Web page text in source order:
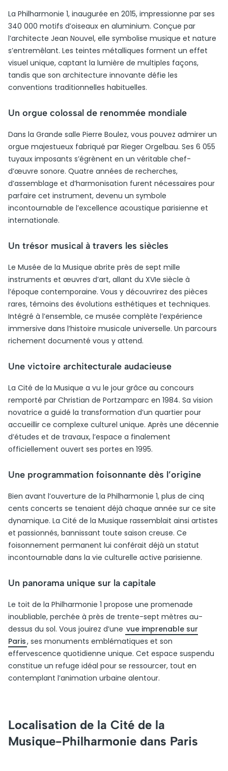
La Philharmonie 1, inaugurée en 2015, impressionne par ses
340 000 motifs d’oiseaux en aluminium. Conçue par
l’architecte Jean Nouvel, elle symbolise musique et nature
s’entremêlant. Les teintes métalliques forment un effet
visuel unique, captant la lumière de multiples façons,
tandis que son architecture innovante défie les
conventions traditionnelles habituelles.
Un orgue colossal de renommée mondiale
Dans la Grande salle Pierre Boulez, vous pouvez admirer un
orgue majestueux fabriqué par Rieger Orgelbau. Ses 6 055
tuyaux imposants s’égrènent en un véritable chef-
d’œuvre sonore. Quatre années de recherches,
d’assemblage et d’harmonisation furent nécessaires pour
parfaire cet instrument, devenu un symbole
incontournable de l’excellence acoustique parisienne et
internationale.
Un trésor musical à travers les siècles
Le Musée de la Musique abrite près de sept mille
instruments et œuvres d’art, allant du XVIe siècle à
l’époque contemporaine. Vous y découvrirez des pièces
rares, témoins des évolutions esthétiques et techniques.
Intégré à l’ensemble, ce musée complète l’expérience
immersive dans l’histoire musicale universelle. Un parcours
richement documenté vous y attend.
Une victoire architecturale audacieuse
La Cité de la Musique a vu le jour grâce au concours
remporté par Christian de Portzamparc en 1984. Sa vision
novatrice a guidé la transformation d’un quartier pour
accueillir ce complexe culturel unique. Après une décennie
d’études et de travaux, l’espace a finalement
officiellement ouvert ses portes en 1995.
Une programmation foisonnante dès l’origine
Bien avant l’ouverture de la Philharmonie 1, plus de cinq
cents concerts se tenaient déjà chaque année sur ce site
dynamique. La Cité de la Musique rassemblait ainsi artistes
et passionnés, bannissant toute saison creuse. Ce
foisonnement permanent lui conférait déjà un statut
incontournable dans la vie culturelle active parisienne.
Un panorama unique sur la capitale
Le toit de la Philharmonie 1 propose une promenade
inoubliable, perchée à près de trente-sept mètres au-
dessus du sol. Vous jouirez d’une vue imprenable sur
Paris, ses monuments emblématiques et son
effervescence quotidienne unique. Cet espace suspendu
constitue un refuge idéal pour se ressourcer, tout en
contemplant l’animation urbaine alentour.
Localisation de la Cité de la
Musique-Philharmonie dans Paris